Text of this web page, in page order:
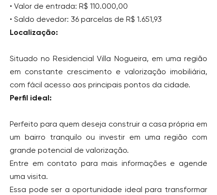
• Valor de entrada: R$ 110.000,00
• Saldo devedor: 36 parcelas de R$ 1.651,93
Localização:
Situado no Residencial Villa Nogueira, em uma região
em constante crescimento e valorização imobiliária,
com fácil acesso aos principais pontos da cidade.
Perfil ideal:
Perfeito para quem deseja construir a casa própria em
um bairro tranquilo ou investir em uma região com
grande potencial de valorização.
Entre em contato para mais informações e agende
uma visita.
Essa pode ser a oportunidade ideal para transformar